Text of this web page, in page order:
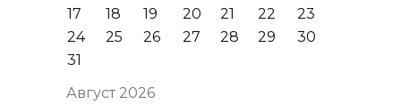
Август 2026
17
18 19 20 21 22
23
24
25 26 27 28 29
30
31